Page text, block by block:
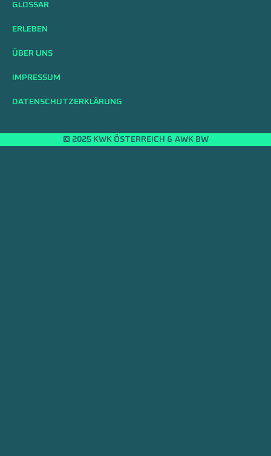
GLOSSAR
ERLEBEN
ÜBER UNS
IMPRESSUM
DATENSCHUTZERKLÄRUNG
© 2025 KWK ÖSTERREICH & AWK BW